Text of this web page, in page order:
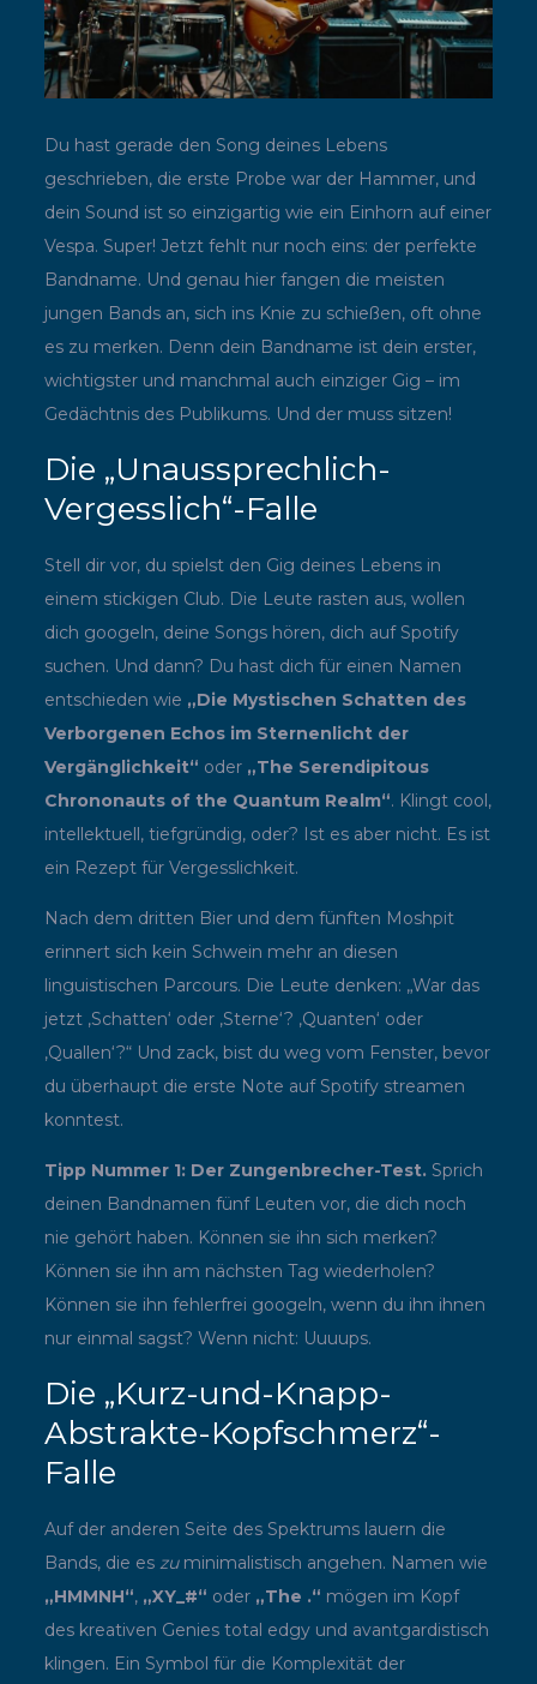
Du hast gerade den Song deines Lebens
geschrieben, die erste Probe war der Hammer, und
dein Sound ist so einzigartig wie ein Einhorn auf einer
Vespa. Super! Jetzt fehlt nur noch eins: der perfekte
Bandname. Und genau hier fangen die meisten
jungen Bands an, sich ins Knie zu schießen, oft ohne
es zu merken. Denn dein Bandname ist dein erster,
wichtigster und manchmal auch einziger Gig – im
Gedächtnis des Publikums. Und der muss sitzen!
Die „Unaussprechlich-
Vergesslich“-Falle
Stell dir vor, du spielst den Gig deines Lebens in
einem stickigen Club. Die Leute rasten aus, wollen
dich googeln, deine Songs hören, dich auf Spotify
suchen. Und dann? Du hast dich für einen Namen
entschieden wie „Die Mystischen Schatten des
Verborgenen Echos im Sternenlicht der
Vergänglichkeit“ oder „The Serendipitous
Chrononauts of the Quantum Realm“. Klingt cool,
intellektuell, tiefgründig, oder? Ist es aber nicht. Es ist
ein Rezept für Vergesslichkeit.
Nach dem dritten Bier und dem fünften Moshpit
erinnert sich kein Schwein mehr an diesen
linguistischen Parcours. Die Leute denken: „War das
jetzt ‚Schatten‘ oder ‚Sterne‘? ‚Quanten‘ oder
‚Quallen‘?“ Und zack, bist du weg vom Fenster, bevor
du überhaupt die erste Note auf Spotify streamen
konntest.
Tipp Nummer 1: Der Zungenbrecher-Test. Sprich
deinen Bandnamen fünf Leuten vor, die dich noch
nie gehört haben. Können sie ihn sich merken?
Können sie ihn am nächsten Tag wiederholen?
Können sie ihn fehlerfrei googeln, wenn du ihn ihnen
nur einmal sagst? Wenn nicht: Uuuups.
Die „Kurz-und-Knapp-
Abstrakte-Kopfschmerz“-
Falle
Auf der anderen Seite des Spektrums lauern die
Bands, die eszuminimalistisch angehen. Namen wie
„HMMNH“, „XY_#“ oder „The .“ mögen im Kopf
des kreativen Genies total edgy und avantgardistisch
klingen. Ein Symbol für die Komplexität der